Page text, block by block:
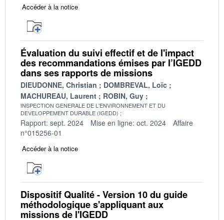
Accéder à la notice
Évaluation du suivi effectif et de l'impact
des recommandations émises par l’IGEDD
dans ses rapports de missions
DIEUDONNE, Christian
DOMBREVAL, Loïc
MACHUREAU, Laurent
ROBIN, Guy
INSPECTION GENERALE DE L'ENVIRONNEMENT ET DU
DEVELOPPEMENT DURABLE (IGEDD)
Rapport: sept. 2024 Mise en ligne: oct. 2024
Affaire
n°015256-01
Accéder à la notice
Dispositif Qualité - Version 10 du guide
méthodologique s'appliquant aux
missions de l'IGEDD